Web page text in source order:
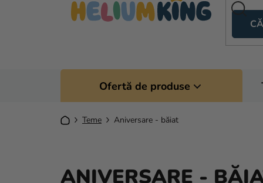
Ofertă de produse
Acasă Teme Aniversare - băiat
ANIVERSARE -